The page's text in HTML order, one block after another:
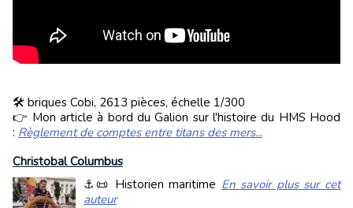
🛠️ briques Cobi, 2613 pièces, échelle 1/300
👉 Mon article à bord du Galion sur l'histoire du HMS Hood
: Règlement de comptes entre titans des mers...
Christobal Columbus
⚓📜 Historien maritime En savoir plus sur cet
auteur